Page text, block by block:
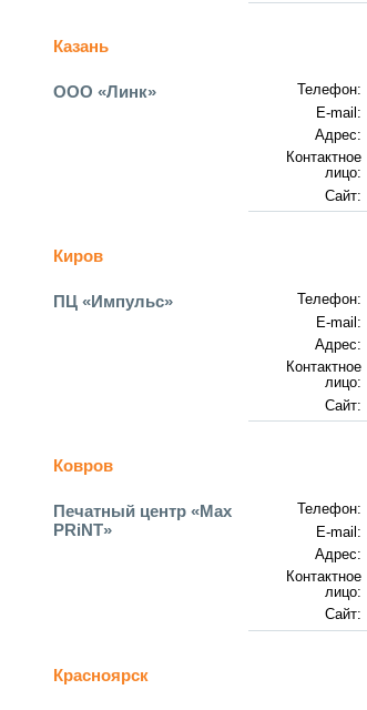
Казань
ООО «Линк» Телефон:
E-mail:
Адрес:
Контактное
лицо:
Сайт:
Киров
ПЦ «Импульс» Телефон:
E-mail:
Адрес:
Контактное
лицо:
Сайт:
Ковров
Печатный центр «Max
PRiNT»
Телефон:
E-mail:
Адрес:
Контактное
лицо:
Сайт:
Красноярск